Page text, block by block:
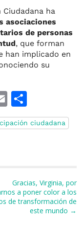
ha
asociaciones
de personas
, que forman
han implicado en
su
E
m
ai
o
m
ti
r
ciudadana
Gracias, Virginia, por
a poner color a los
de transformación de
este mundo →